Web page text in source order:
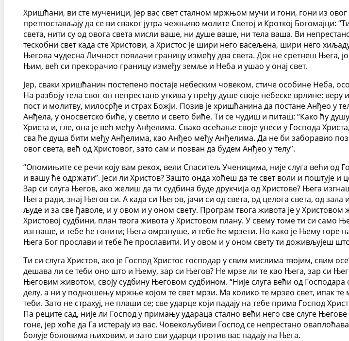
Хришћани, ви сте мученици, јер вас свет сталном мржњом мучи и гони, гони из овог
претпостављају да се ви сваког јутра чежњиво молите Светој и Кроткој Богомајци:
света, нити су од овога света мисли ваше, ни душе ваше, ни тела ваша. Ви непрестано
тескобни свет када сте Христови, а Христос је шири него васељена, шири него
Његова чудесна Личност повлачи границу између два света. Док не сретнеш Њега,
Њим, већ си прекорачио границу између земље и Неба и ушао у онај свет.
Јер, сваки хришћанин постепено постаје небеским човеком, стиче особине Неба,
На разбоју тела свог он непрестано уткива у пређу душе своје небеске врлине:
пост и молитву, милосрђе и страх Божји. Позив је хришћанина да постане Анђео у
Анђела, у оносветско биће, у светло и свето биће. Ти се чудиш и питаш: “Како ћу
Христа и, гле, она је већ међу Анђелима. Свако осећање своје унеси у Господа
сва ће душа бити међу Анђелима, као Анђео међу Анђелима. Да не би заборавио
овог света, већ од Христовог, зато сам и позван да будем Анђео у телу”.
“Опомињите се речи коју вам рекох, вели Спаситељ Ученицима, није слуга већи од
и вашу ће одржати”. Јеси ли Христов? Зашто онда хоћеш да те свет воли и поштује и
Зар си слуга Његов, ако желиш да ти судбина буде друкчија од Христове? Њега
Њега ради, знај Његов си. А када си Његов, јачи си од света, од целога света, од
људе и за све ђаволе, и у овом и у оном свету. Програм твога живота је у
Христовој судбини, план твога живота у Христовом плану. У свему томе ти си само
изгнаше, и тебе ће гонити; Њега омрзнуше, и тебе ће мрзети. Но како је Њему горе
Њега Бог прослави и тебе ће прославити. И у овом и у оном свету ти доживљујеш
Ти си слуга Христов, ако је Господ Христос господар у свим мислима твојим, свим
дешава ли се теби оно што и Њему, зар си Његов? Не мрзе ли те као Њега, зар си
Његовим животом, своју судбину Његовом судбином. “Није слуга већи од
делу, а ни у подношењу мржње којом те свет мрзи. Ма колико те мрзео свет, ипак
теби. Зато не страхуј, не плаши се; све ударце који падају на тебе прима Господ
Па реците сад, није ли Господ у примању удараца стално већи него све слуге
гоне, јер хоће да Га истерају из вас. Човекољубиви Господ се непрестано
болује боловима њиховим, и зато сви ударци против вас падају на Њега.